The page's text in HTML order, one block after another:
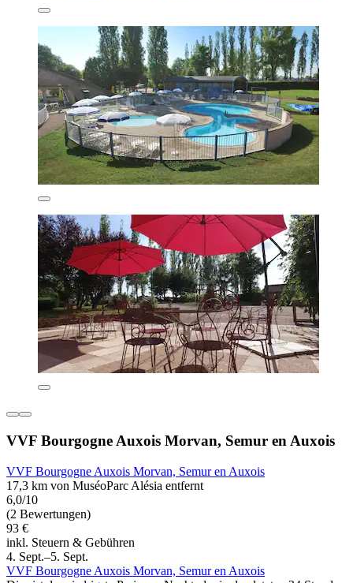
VVF Bourgogne Auxois Morvan, Semur en Auxois
VVF Bourgogne Auxois Morvan, Semur en Auxois
17,3 km von MuséoParc Alésia entfernt
6,0/10
(2 Bewertungen)
93 €
inkl. Steuern & Gebühren
4. Sept.–5. Sept.
VVF Bourgogne Auxois Morvan, Semur en Auxois